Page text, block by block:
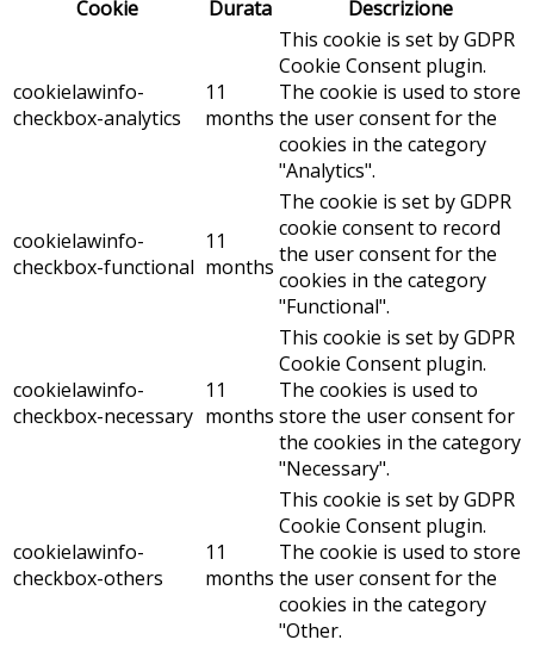
Cookie
Durata Descrizione
cookielawinfo-
checkbox-analytics
11
months
This cookie is set by GDPR
Cookie Consent plugin.
The cookie is used to store
the user consent for the
cookies in the category
"Analytics".
cookielawinfo-
checkbox-functional
11
months
The cookie is set by GDPR
cookie consent to record
the user consent for the
cookies in the category
"Functional".
cookielawinfo-
checkbox-necessary
11
months
This cookie is set by GDPR
Cookie Consent plugin.
The cookies is used to
store the user consent for
the cookies in the category
"Necessary".
cookielawinfo-
checkbox-others
11
months
This cookie is set by GDPR
Cookie Consent plugin.
The cookie is used to store
the user consent for the
cookies in the category
"Other.